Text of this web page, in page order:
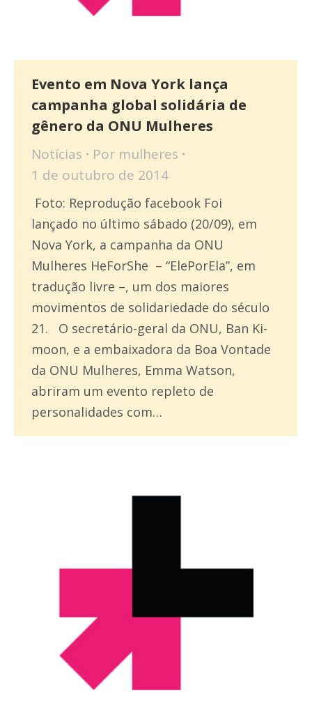
Evento em Nova York lança
campanha global solidária de
gênero da ONU Mulheres
Notícias Por mulheres
1 de outubro de 2014
Foto: Reprodução facebook Foi
lançado no último sábado (20/09), em
Nova York, a campanha da ONU
Mulheres HeForShe – “ElePorEla”, em
tradução livre –, um dos maiores
movimentos de solidariedade do século
21. O secretário-geral da ONU, Ban Ki-
moon, e a embaixadora da Boa Vontade
da ONU Mulheres, Emma Watson,
abriram um evento repleto de
personalidades com…